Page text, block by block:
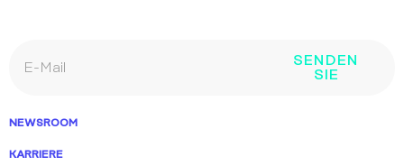
SENDEN
SIE
NEWSROOM
KARRIERE